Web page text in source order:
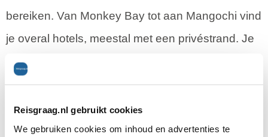
Reisgraag.nl gebruikt cookies
We gebruiken cookies om inhoud en advertenties te
bereiken. Van Monkey Bay tot aan Mangochi vind
je overal hotels, meestal met een privéstrand. Je
bent hier echt van alle gemakken voorzien en
bovendien schijnt de zon vrijwel altijd in Malawi.